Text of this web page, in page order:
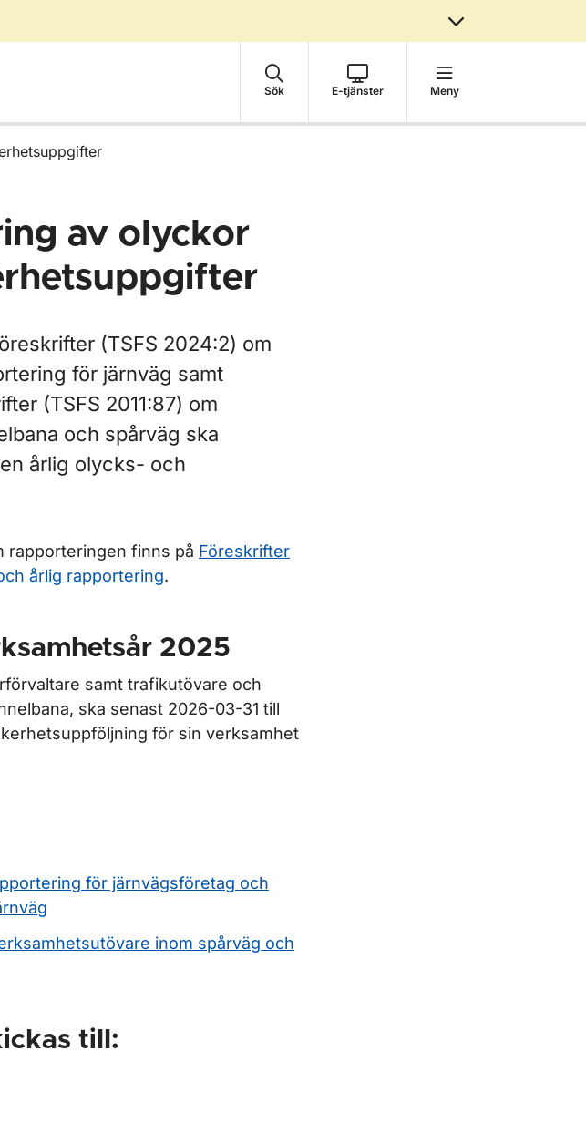
Sök E-tjänster Meny
av olyckor
(TSFS 2024:2) om
för järnväg samt
(TSFS 2011:87) om
och spårväg ska
årlig olycks- och
rapporteringen finns på Föreskrifter
årlig rapportering.
2025
samt trafikutövare och
ska senast 2026-03-31 till
för sin verksamhet
för järnvägsföretag och
inom spårväg och
till: